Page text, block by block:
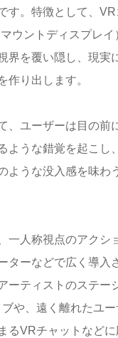
す。特徴として、
マウントディスプレイ
界を覆い隠し、現実
作り出します。
、ユーザーは目の前
ような錯覚を起こし
ような没入感を味わ
一人称視点のアクシ
ターなどで広く導入
ーティストのステー
や、遠く離れたユ
るVRチャットなどに